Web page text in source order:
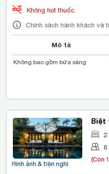
Không hút thuốc
Chính sách hành khách và
Mô tả
Không bao gồm bữa sáng
Hình ảnh & tiện nghi
Biệt
2
6
(Còn